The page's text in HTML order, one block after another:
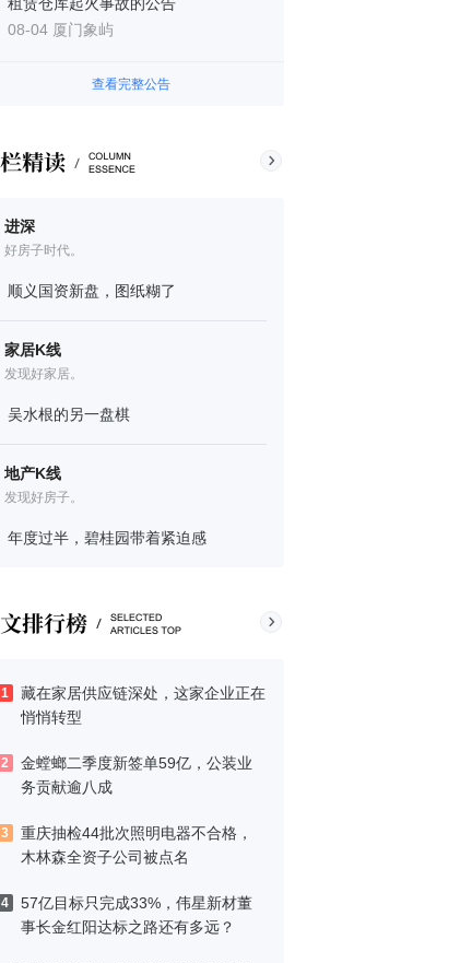
08-04 厦门象屿
查看完整公告
进深
好房子时代。
顺义国资新盘，图纸糊了
家居K线
发现好家居。
吴水根的另一盘棋
地产K线
发现好房子。
年度过半，碧桂园带着紧迫感
1
藏在家居供应链深处，这家企业正在
悄悄转型
2
金螳螂二季度新签单59亿，公装业
务贡献逾八成
3
重庆抽检44批次照明电器不合格，
木林森全资子公司被点名
4
57亿目标只完成33%，伟星新材董
事长金红阳达标之路还有多远？